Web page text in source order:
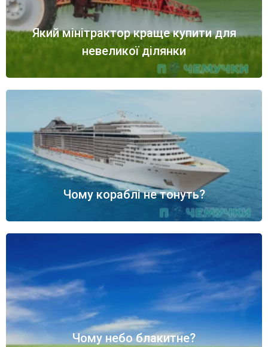
Який мінітрактор краще купити для
невеликої ділянки
Чому кораблі не тонуть?
Чому небо блакитне?